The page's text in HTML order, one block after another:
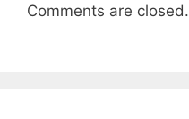
Comments are closed.